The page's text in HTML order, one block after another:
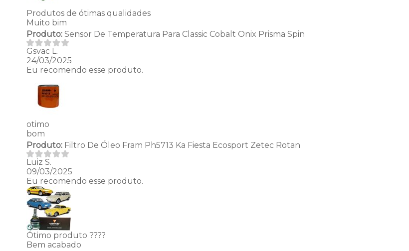
Produtos de ótimas qualidades
Muito bim
Produto: Sensor De Temperatura Para Classic Cobalt Onix Prisma Spin
Gsvac L.
24/03/2025
Eu recomendo esse produto.
otimo
bom
Produto: Filtro De Óleo Fram Ph5713 Ka Fiesta Ecosport Zetec Rotan
Luiz S.
09/03/2025
Eu recomendo esse produto.
Ótimo produto ????
Bem acabado